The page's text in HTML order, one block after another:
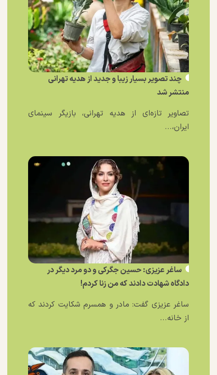
چند تصویر بسیار زیبا و جدید از هدیه تهرانی
منتشر شد
تصاویر تازه‌ای از هدیه تهرانی، بازیگر سینمای
ایران،...
ساغر عزیزی: حسین جگرکی و دو مرد دیگر در
دادگاه شهادت دادند که من زنا کردم!
ساغر عزیزی گفت: مادر و همسرم شکایت کردند که
از خانه...